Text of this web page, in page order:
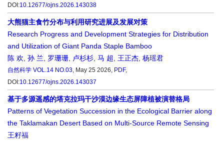
DOI:10.12677/ojns.2026.143038
大熊猫主食竹分布与利用研究进展及发展对策
Research Progress and Development Strategies for Distribution
and Utilization of Giant Panda Staple Bamboo
陈 欢 孙 兰 罗珊珊 卢杉杉 马 超 王正杰 杨瑶君
自然科学 VOL.14 NO.03, May 25 2026, PDF,
DOI:10.12677/ojns.2026.143037
基于多源遥感的塔克拉玛干沙漠边缘生态屏障植被演替格局
Patterns of Vegetation Succession in the Ecological Barrier along
the Taklamakan Desert Based on Multi-Source Remote Sensing
王籽福